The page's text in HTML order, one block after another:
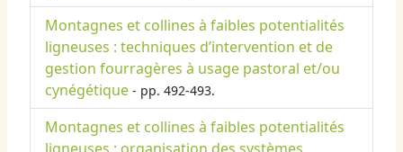
Montagnes et collines à faibles potentialités
ligneuses : techniques d’intervention et de
gestion fourragères à usage pastoral et/ou
cynégétique - pp. 492-493.
Montagnes et collines à faibles potentialités